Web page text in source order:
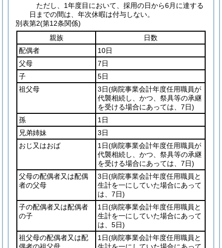
ただし、1年度目において、採用の日から6月に達する
日までの間は、年次休暇は付与しない。
別表第2(第12条関係)
親族
日数
配偶者
10日
父母
7日
子
5日
祖父母
3日(病院事業会計年度任用職員が
代襲相続し、かつ、祭具等の承継
を受ける場合にあっては、7日)
孫
1日
兄弟姉妹
3日
おじ又はおば
1日(病院事業会計年度任用職員が
代襲相続し、かつ、祭具等の承継
を受ける場合にあっては、7日)
父母の配偶者又は配偶
者の父母
3日(病院事業会計年度任用職員と
生計を一にしていた場合にあって
は、7日)
子の配偶者又は配偶者
の子
1日(病院事業会計年度任用職員と
生計を一にしていた場合にあって
は、5日)
祖父母の配偶者又は配
1日(病院事業会計年度任用職員と